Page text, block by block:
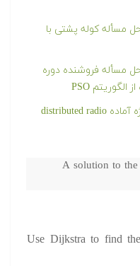
مسأله کوله پشتی با
مسأله فروشنده دوره
دانلود رایگان کد و پروژه آماده distributed radio
A solution to
Use Dijkstra to find